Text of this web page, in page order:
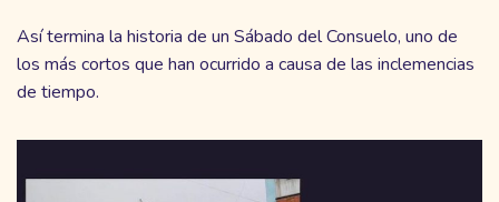
Así termina la historia de un Sábado del Consuelo, uno de
los más cortos que han ocurrido a causa de las inclemencias
de tiempo.